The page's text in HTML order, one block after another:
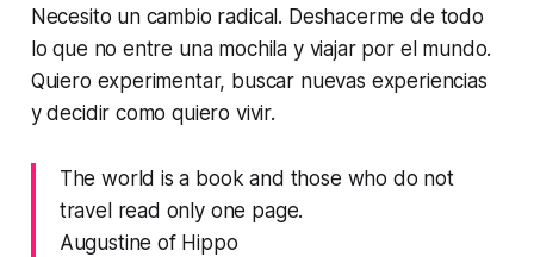
Necesito un cambio radical. Deshacerme de todo
lo que no entre una mochila y viajar por el mundo.
Quiero experimentar, buscar nuevas experiencias
y decidir como quiero vivir.
The world is a book and those who do not
travel read only one page.
Augustine of Hippo